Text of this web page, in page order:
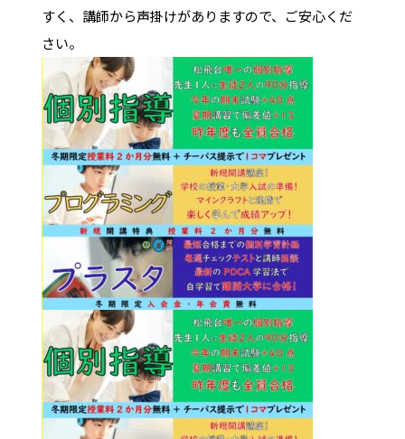
すく、講師から声掛けがありますので、ご安心くだ
さい。